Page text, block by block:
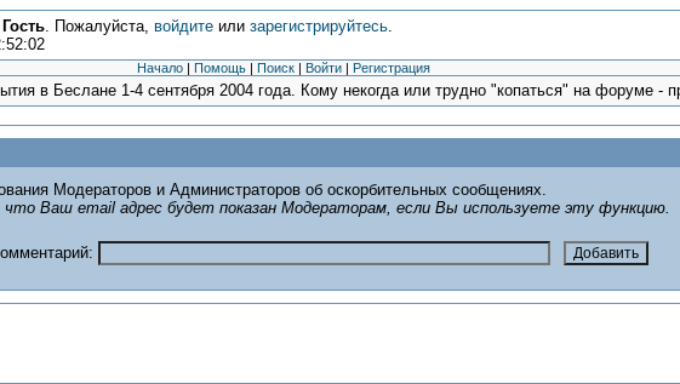
Гость. Пожалуйста, войдитеили зарегистрируйтесь.
Начало | Помощь | Поиск | Войти | Регистрация
в Беслане 1-4 сентября 2004 года. Кому некогда или трудно "копаться" на форуме -
Модераторов и Администраторов об оскорбительных сообщениях.
Ваш email адрес будет показан Модераторам, если Вы используете эту функцию.